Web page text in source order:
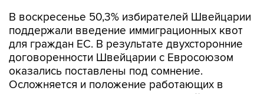
В воскресенье 50,3% избирателей Швейцарии
поддержали введение иммиграционных квот
для граждан ЕС. В результате двухсторонние
договоренности Швейцарии с Евросоюзом
оказались поставлены под сомнение.
Осложняется и положение работающих в